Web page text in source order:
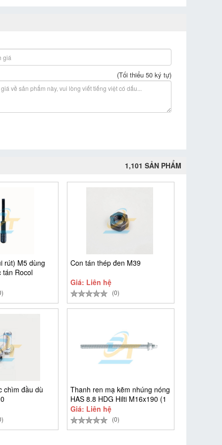
(Tối thiểu 50 ký tự)
1,101 SẢN PHẨM
rút) M5 dùng
tán Rocol
Con tán thép đen M39
Giá: Liên hệ
(0)
chìm đầu dù
Thanh ren mạ kẽm nhúng nóng
HAS 8.8 HDG Hilti M16x190 (1
Giá: Liên hệ
(0)